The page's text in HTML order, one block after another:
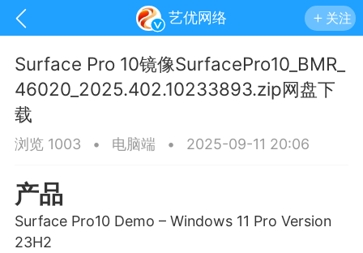
艺优网络 关注
Surface Pro 10镜像SurfacePro10_BMR_
46020_2025.402.10233893.zip网盘下
载
浏览 1003 • 电脑端 • 2025-09-11 20:06
产品
Surface Pro10 Demo – Windows 11 Pro Version
23H2